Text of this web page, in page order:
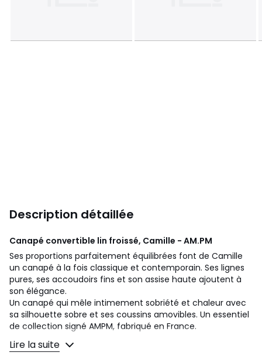
Description détaillée
Canapé convertible lin froissé, Camille - AM.PM
Ses proportions parfaitement équilibrées font de Camille
un canapé à la fois classique et contemporain. Ses lignes
pures, ses accoudoirs fins et son assise haute ajoutent à
son élégance.
Un canapé qui mêle intimement sobriété et chaleur avec
sa silhouette sobre et ses coussins amovibles. Un essentiel
de collection signé AMPM, fabriqué en France.
Confort d'assise :
Lire la suite